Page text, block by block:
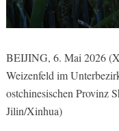
BEIJING, 6. Mai 2026
Weizenfeld im
ostchinesischen Provinz
Jilin/Xinhua)